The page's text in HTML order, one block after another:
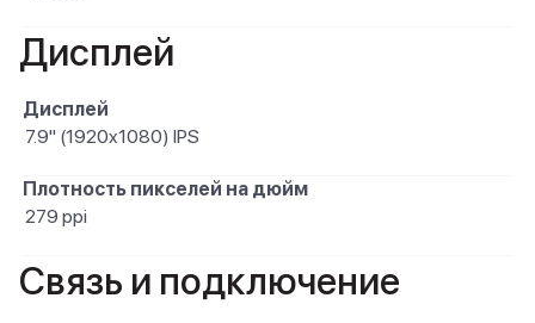
Дисплей
Дисплей
7.9" (1920x1080) IPS
Плотность пикселей на дюйм
279 ppi
Связь и подключение